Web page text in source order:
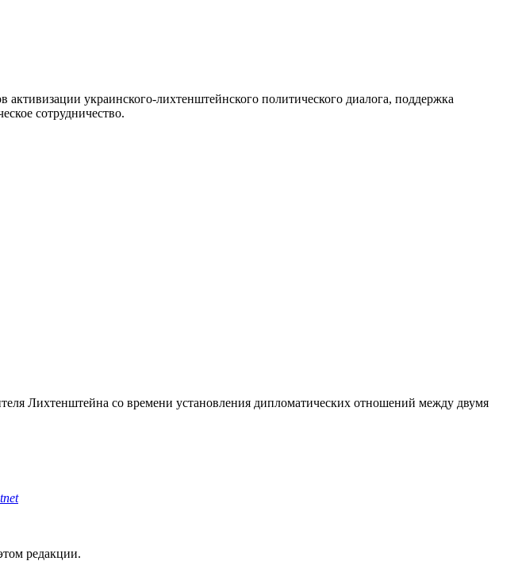
активизации украинского-лихтенштейнского политического диалога, поддержка
сотрудничество.
Лихтенштейна со времени установления дипломатических отношений между двумя
редакции.